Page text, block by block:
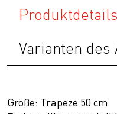
Produktdetails
Varianten
Größe: Trapeze 50 cm